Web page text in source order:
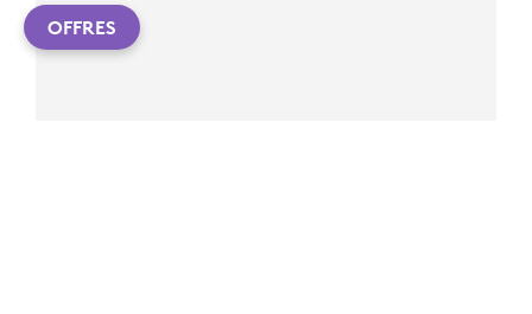
OFFRES